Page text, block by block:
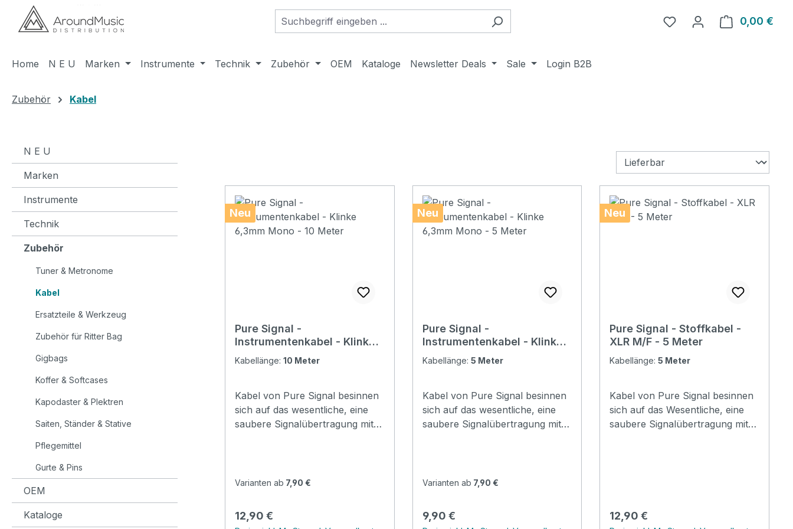
Hauptinhalt springen
Zur Suche springen
Zur Hauptnavigation springen
0,00 €
Home N E U Marken Instrumente Technik Zubehör OEM Kataloge Newsletter Deals Sale Login B2B
Zubehör Kabel
N E U
Marken
Instrumente
Technik
Zubehör
Tuner & Metronome
Kabel
Ersatzteile & Werkzeug
Zubehör für Ritter Bag
Gigbags
Koffer & Softcases
Kapodaster & Plektren
Saiten, Ständer & Stative
Pflegemittel
Gurte & Pins
OEM
Kataloge
Neu
Pure Signal -
Instrumentenkabel - Klinke
Kabellänge: 10 Meter
Kabel von Pure Signal besinnen
sich auf das wesentliche, eine
saubere Signalübertragung mit
elegantem Design ein
geboten. Klinkenkabel mit
vergoldeten 6,3mm Steckern
Varianten ab 7,90 €
Regulärer Preis:
12,90 €
Neu
Pure Signal -
Instrumentenkabel - Klinke
Kabellänge: 5 Meter
Kabel von Pure Signal besinnen
sich auf das wesentliche, eine
saubere Signalübertragung mit
elegantem Design ein
geboten. Klinkenkabel mit
vergoldeten 6,3mm Steckern
Varianten ab 7,90 €
Regulärer Preis:
9,90 €
Neu
Pure Signal - Stoffkabel -
XLR M/F - 5 Meter
Kabellänge:5 Meter
Kabel von Pure Signal besinnen
sich auf das Wesentliche, eine
saubere Signalübertragung mit
geboten. XLR Kabel im Retrostil
mit Stoffummantelung mit
Regulärer Preis:
12,90 €